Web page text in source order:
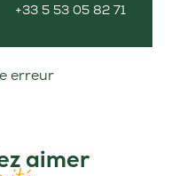
+33 5 53 05 82 71
erreur
aimer